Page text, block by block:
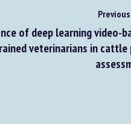
Previous
of deep learning video-
veterinarians in cattle